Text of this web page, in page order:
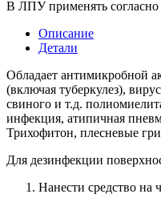
В ЛПУ применять
Описание
Детали
Обладает антимикробной
(включая туберкулез),
свиного и т.д.
инфекция, атипичная
Трихофитон, плесневые
Для дезинфекции
Нанести средство на